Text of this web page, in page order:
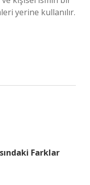
yerine kullanılır.
Farklar